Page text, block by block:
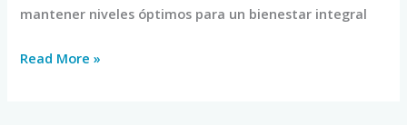
mantener niveles óptimos para un bienestar integral
Read More »